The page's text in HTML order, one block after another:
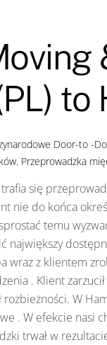
to
Door-to -
, Przeprowadzka
się
nie do końca
temu
największy
wraz z klientem
. Klient
W
. W efekcie nasi
trwał w